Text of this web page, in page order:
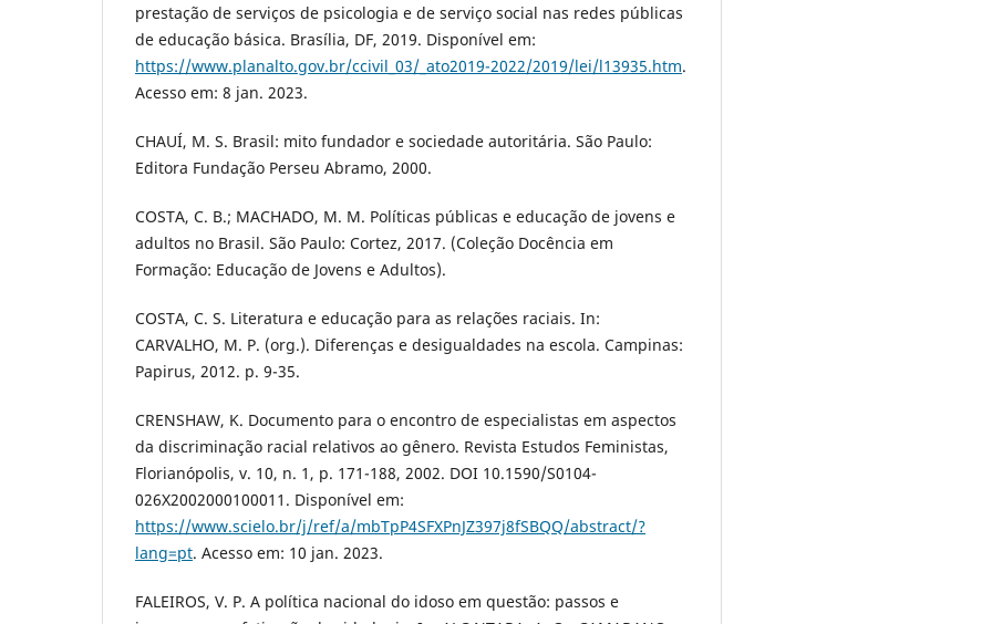
prestação de serviços de psicologia e de serviço social nas redes públicas
de educação básica. Brasília, DF, 2019. Disponível em:
https://www.planalto.gov.br/ccivil_03/_ato2019-2022/2019/lei/l13935.htm.
Acesso em: 8 jan. 2023.
CHAUÍ, M. S. Brasil: mito fundador e sociedade autoritária. São Paulo:
Editora Fundação Perseu Abramo, 2000.
COSTA, C. B.; MACHADO, M. M. Políticas públicas e educação de jovens e
adultos no Brasil. São Paulo: Cortez, 2017. (Coleção Docência em
Formação: Educação de Jovens e Adultos).
COSTA, C. S. Literatura e educação para as relações raciais. In:
CARVALHO, M. P. (org.). Diferenças e desigualdades na escola. Campinas:
Papirus, 2012. p. 9-35.
CRENSHAW, K. Documento para o encontro de especialistas em aspectos
da discriminação racial relativos ao gênero. Revista Estudos Feministas,
Florianópolis, v. 10, n. 1, p. 171-188, 2002. DOI 10.1590/S0104-
026X2002000100011. Disponível em:
https://www.scielo.br/j/ref/a/mbTpP4SFXPnJZ397j8fSBQQ/abstract/?
lang=pt. Acesso em: 10 jan. 2023.
FALEIROS, V. P. A política nacional do idoso em questão: passos e